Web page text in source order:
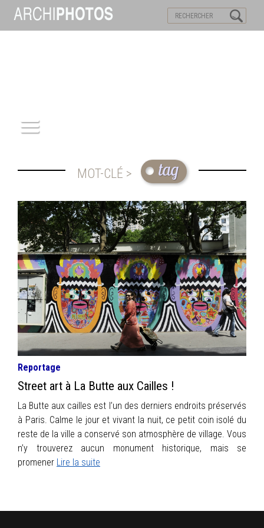
PATRIMOINE
REPORTAGE
INFOS
PORTFOLIO
CONTACT
MOT-CLÉ > tag
Reportage
Street art à La Butte aux Cailles !
La Butte aux cailles est l’un des derniers endroits préservés
à Paris. Calme le jour et vivant la nuit, ce petit coin isolé du
reste de la ville a conservé son atmosphère de village. Vous
n’y trouverez aucun monument historique, mais se
promener Lire la suite